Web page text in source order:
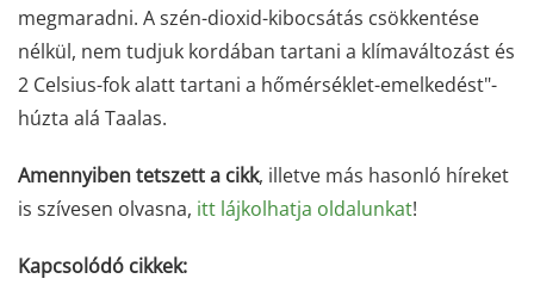
megmaradni. A szén-dioxid-kibocsátás csökkentése
nélkül, nem tudjuk kordában tartani a klímaváltozást és
2 Celsius-fok alatt tartani a hőmérséklet-emelkedést"-
húzta alá Taalas.
Amennyiben tetszett a cikk, illetve más hasonló híreket
is szívesen olvasna, itt lájkolhatja oldalunkat!
Kapcsolódó cikkek: